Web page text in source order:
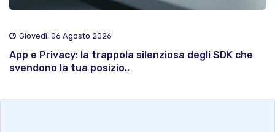
Giovedì, 06 Agosto 2026
App e Privacy: la trappola silenziosa degli SDK che
svendono la tua posizio..